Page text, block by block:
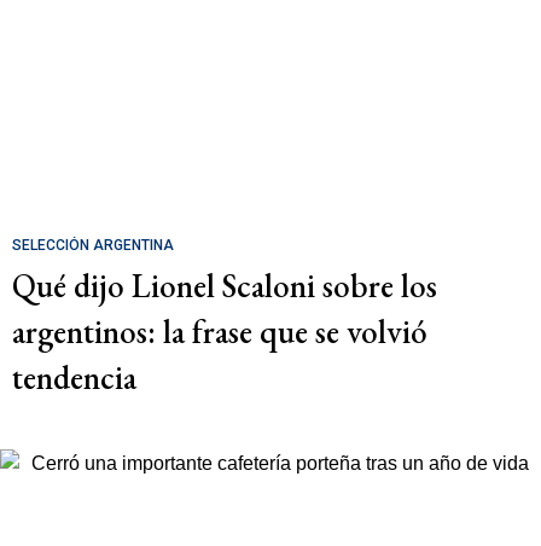
SELECCIÓN ARGENTINA
Qué dijo Lionel Scaloni sobre los
argentinos: la frase que se volvió
tendencia